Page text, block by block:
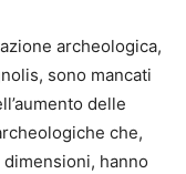
archeologica,
sono mancati
delle
che,
hanno